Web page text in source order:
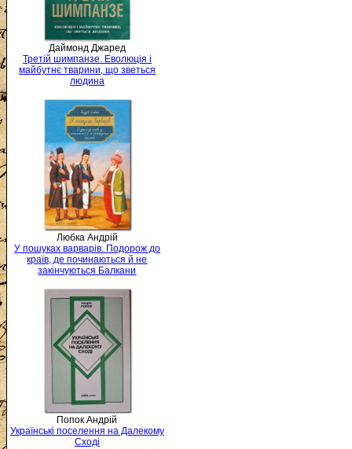
Даймонд Джаред
Третій шимпанзе. Еволюція і
майбутнє тварини, що зветься
людина
Любка Андрій
У пошуках варварів. Подорож до
країв, де починаються й не
закінчуються Балкани
Попок Андрій
Українські поселення на Далекому
Сході